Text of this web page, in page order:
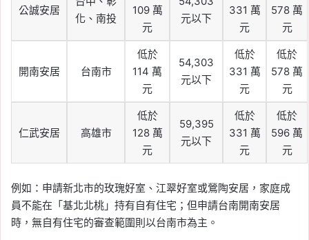
公誠安居
化、南投
109 萬
元
元以下
331 萬
元
578 萬
元
開南安居 台南市
低於
114 萬
元
54,303
元以下
低於
331 萬
元
低於
578 萬
元
仁武安居 高雄市
低於
128 萬
元
59,395
元以下
低於
331 萬
元
低於
596 萬
元
例如：申請新北市的玫瑰好室、江翠好室或鶯陶安居，家庭成
員不能在「基北北桃」持有自有住宅；但申請台南開南安居
時，無自有住宅的審查範圍則以台南市為主。